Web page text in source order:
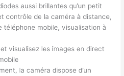
aussi brillantes qu’un petit
contrôle de la caméra à distance,
téléphone mobile, visualisation à
visualisez les images en direct
la caméra dispose d’un